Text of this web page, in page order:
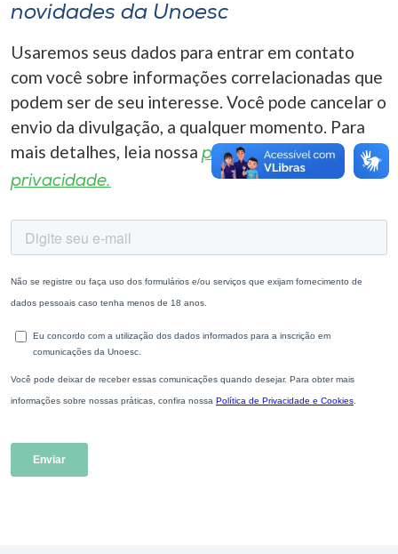
novidades da Unoesc
Usaremos seus dados para entrar em contato
com você sobre informações correlacionadas que
podem ser de seu interesse. Você pode cancelar o
envio da divulgação, a qualquer momento. Para
mais detalhes, leia nossa política de
privacidade.